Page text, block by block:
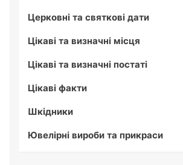
Церковні та святкові дати
Цікаві та визначні місця
Цікаві та визначні постаті
Цікаві факти
Шкідники
Ювелірні вироби та прикраси